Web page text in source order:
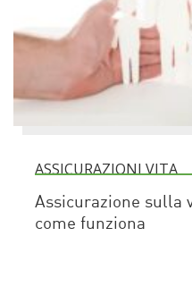
ASSICURAZIONI VITA
Assicurazione sulla
come funziona